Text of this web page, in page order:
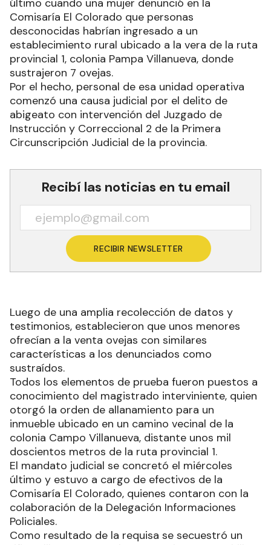
Comisaría El Colorado que personas
desconocidas habrían ingresado a un
establecimiento rural ubicado a la vera de la ruta
provincial 1, colonia Pampa Villanueva, donde
sustrajeron 7 ovejas.
Por el hecho, personal de esa unidad operativa
comenzó una causa judicial por el delito de
abigeato con intervención del Juzgado de
Instrucción y Correccional 2 de la Primera
Circunscripción Judicial de la provincia.
Recibí las noticias en tu email
RECIBIR NEWSLETTER
Luego de una amplia recolección de datos y
testimonios, establecieron que unos menores
ofrecían a la venta ovejas con similares
características a los denunciados como
sustraídos.
Todos los elementos de prueba fueron puestos a
conocimiento del magistrado interviniente, quien
otorgó la orden de allanamiento para un
inmueble ubicado en un camino vecinal de la
colonia Campo Villanueva, distante unos mil
doscientos metros de la ruta provincial 1.
El mandato judicial se concretó el miércoles
último y estuvo a cargo de efectivos de la
Comisaría El Colorado, quienes contaron con la
colaboración de la Delegación Informaciones
Policiales.
Como resultado de la requisa se secuestró un